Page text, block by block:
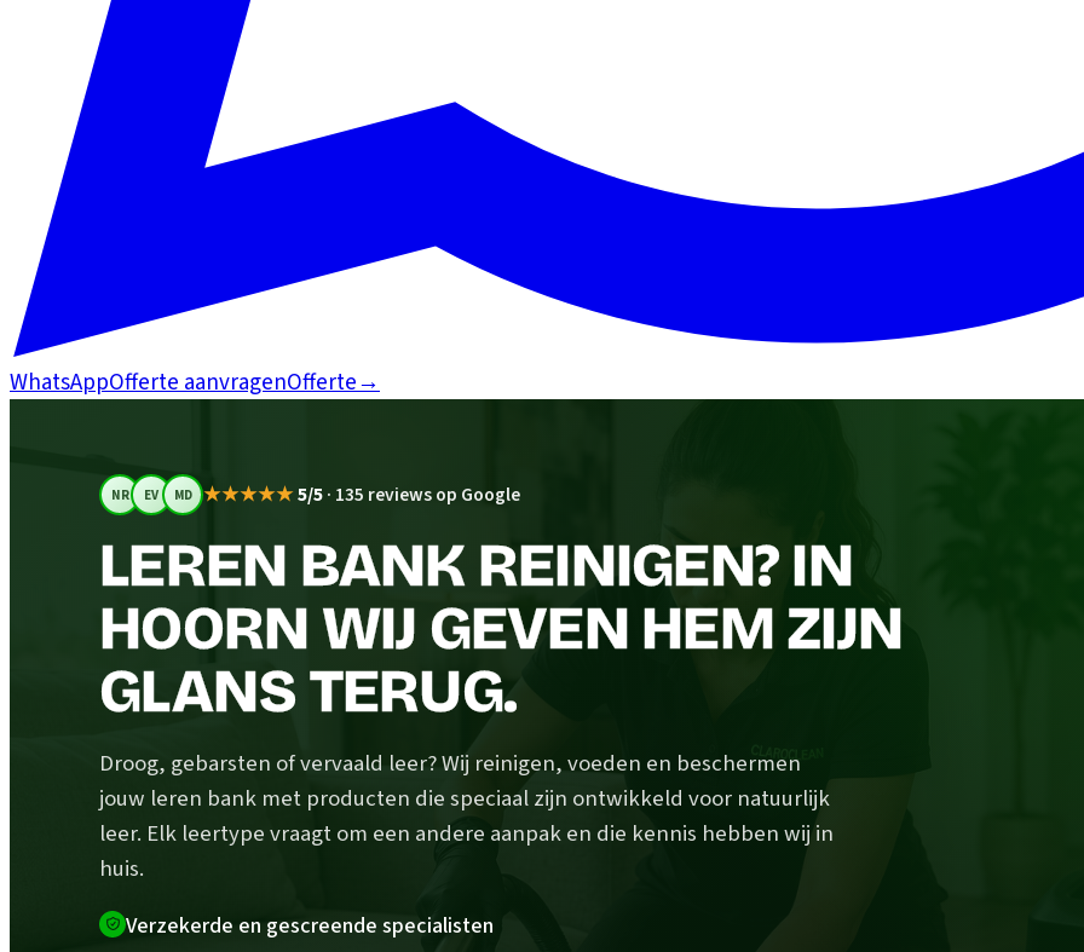
WhatsAppOfferte aanvragenOfferte→
NR EV MD ★★★★★5/5· 135 reviews op Google
LEREN BANK REINIGEN? IN
HOORN WIJ GEVEN HEM ZIJN
GLANS TERUG.
Droog, gebarsten of vervaald leer? Wij reinigen, voeden en beschermen
jouw leren bank met producten die speciaal zijn ontwikkeld voor natuurlijk
leer. Elk leertype vraagt om een andere aanpak en die kennis hebben wij in
huis.
Verzekerde en gescreende specialisten